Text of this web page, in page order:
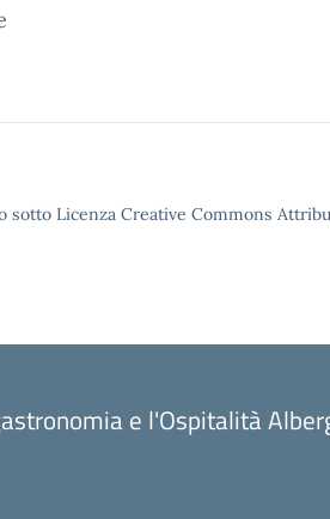
Licenza Creative Commons
e l'Ospitalità